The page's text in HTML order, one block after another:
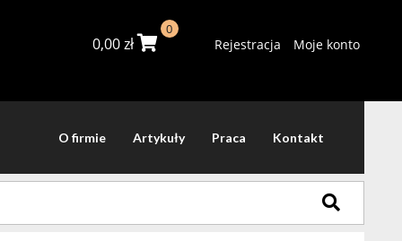
0,00zł
0
Rejestracja Moje konto
O firmie Artykuły Praca Kontakt